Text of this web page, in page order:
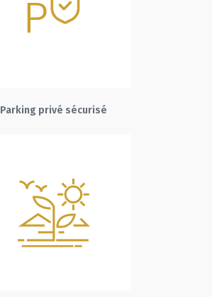
Parking privé sécurisé